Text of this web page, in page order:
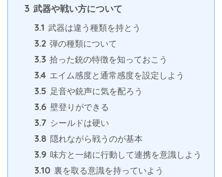
3 武器や戦い方について
3.1 武器は違う種類を持とう
3.2 弾の種類について
3.3 拾った銃の特徴を知っておこう
3.4 エイム感度と通常感度を設定しよう
3.5 足音や銃声に気を配ろう
3.6 壁登りができる
3.7 シールドは硬い
3.8 隠れながら戦うのが基本
3.9 味方と一緒に行動して連携を意識しよう
3.10 裏を取る意識を持っていよう